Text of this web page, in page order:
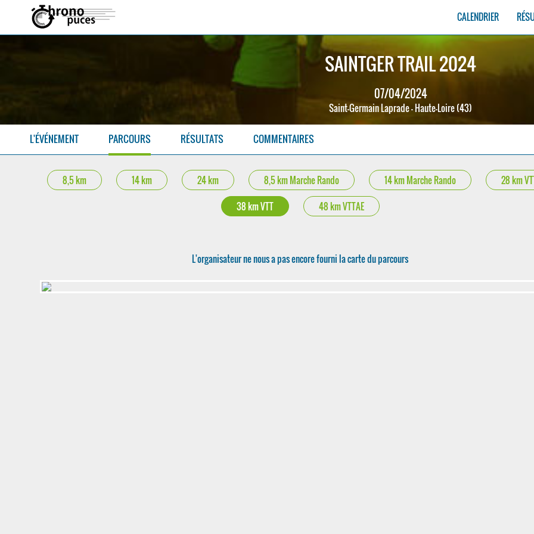
CALENDRIER
SAINTGER TRAIL 2024
07/04/2024
Saint-Germain Laprade - Haute-Loire (43)
L'ÉVÉNEMENT PARCOURS RÉSULTATS COMMENTAIRES
8,5 km 14 km 24 km 8,5 km Marche Rando 14 km Marche Rando
28 km
38 km VTT
48 km VTTAE
L'organisateur ne nous a pas encore fourni la carte du parcours